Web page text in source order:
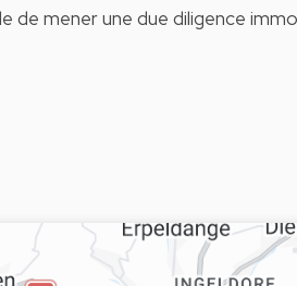
de mener une due diligence